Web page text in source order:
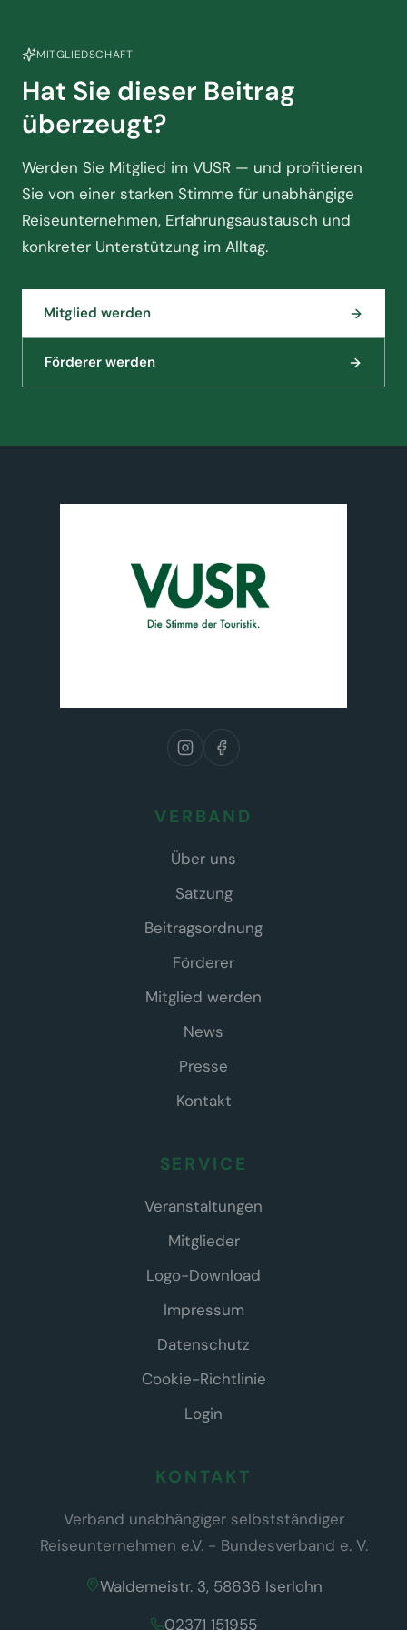
MITGLIEDSCHAFT
Hat Sie dieser Beitrag
überzeugt?
Werden Sie Mitglied im VUSR — und profitieren
Sie von einer starken Stimme für unabhängige
Reiseunternehmen, Erfahrungsaustausch und
konkreter Unterstützung im Alltag.
Mitglied werden
Förderer werden
VERBAND
Über uns
Satzung
Beitragsordnung
Förderer
Mitglied werden
News
Presse
Kontakt
SERVICE
Veranstaltungen
Mitglieder
Logo-Download
Impressum
Datenschutz
Cookie-Richtlinie
Login
KONTAKT
Verband unabhängiger selbstständiger
Reiseunternehmen e.V. - Bundesverband e. V.
Waldemeistr. 3, 58636 Iserlohn
02371 151955